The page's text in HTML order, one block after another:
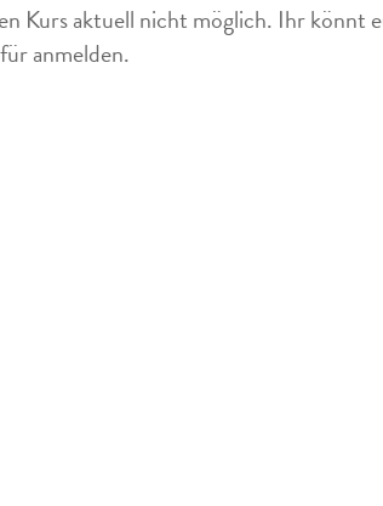
Kurs aktuell nicht möglich. Ihr könnt
anmelden.